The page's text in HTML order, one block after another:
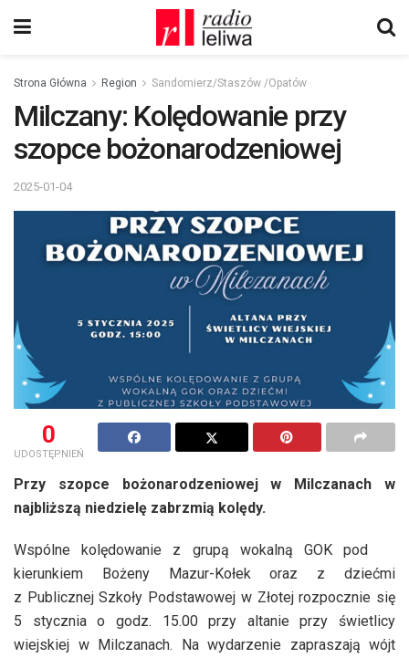
Strona Główna Region Sandomierz/Staszów /Opatów
Milczany: Kolędowanie przy
szopce bożonarodzeniowej
2025-01-04
0
UDOSTĘPNIEŃ
Przy szopce bożonarodzeniowej w Milczanach w
najbliższą niedzielę zabrzmią kolędy.
Wspólne kolędowanie z grupą wokalną GOK pod
kierunkiem Bożeny Mazur-Kołek oraz z dziećmi
z Publicznej Szkoły Podstawowej w Złotej rozpocznie się
5 stycznia o godz. 15.00 przy altanie przy świetlicy
wiejskiej w Milczanach. Na wydarzenie zapraszają wójt